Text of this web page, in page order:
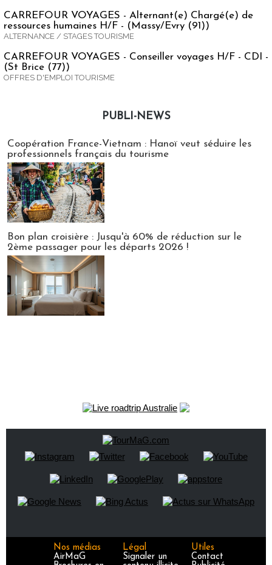
CARREFOUR VOYAGES - Alternant(e) Chargé(e) de
ressources humaines H/F - (Massy/Evry (91))
ALTERNANCE / STAGES TOURISME
CARREFOUR VOYAGES - Conseiller voyages H/F - CDI -
(St Brice (77))
OFFRES D'EMPLOI TOURISME
PUBLI-NEWS
Coopération France-Vietnam : Hanoï veut séduire les
professionnels français du tourisme
Bon plan croisière : Jusqu'à 60% de réduction sur le
2ème passager pour les départs 2026 !
Nos médias
AirMaG
Légal
Signaler un
Utiles
Contact